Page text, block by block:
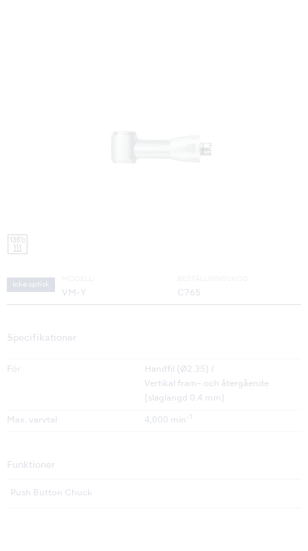
Icke optisk
VM-Y C765
Specifikationer
För
Handfil (Ø2.35) /
Vertikal fram- och återgående
(slaglängd 0.4 mm)
Max. varvtal 4,000 min -1
Funktioner
Push Button Chuck